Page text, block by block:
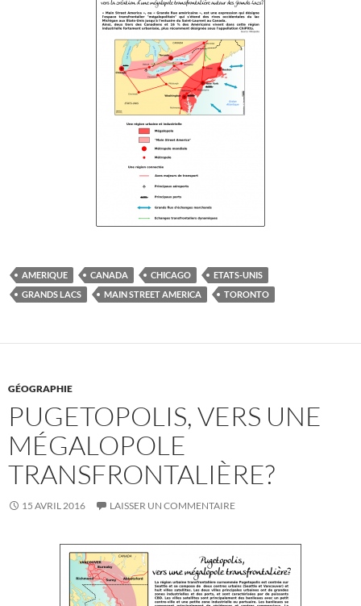
AMERIQUE CANADA CHICAGO
ETATS-UNIS
GRANDS LACS
MAIN STREET AMERICA TORONTO
GÉOGRAPHIE
PUGETOPOLIS, VERS UNE
MÉGALOPOLE
TRANSFRONTALIÈRE?
15 AVRIL 2016 LAISSER UN COMMENTAIRE